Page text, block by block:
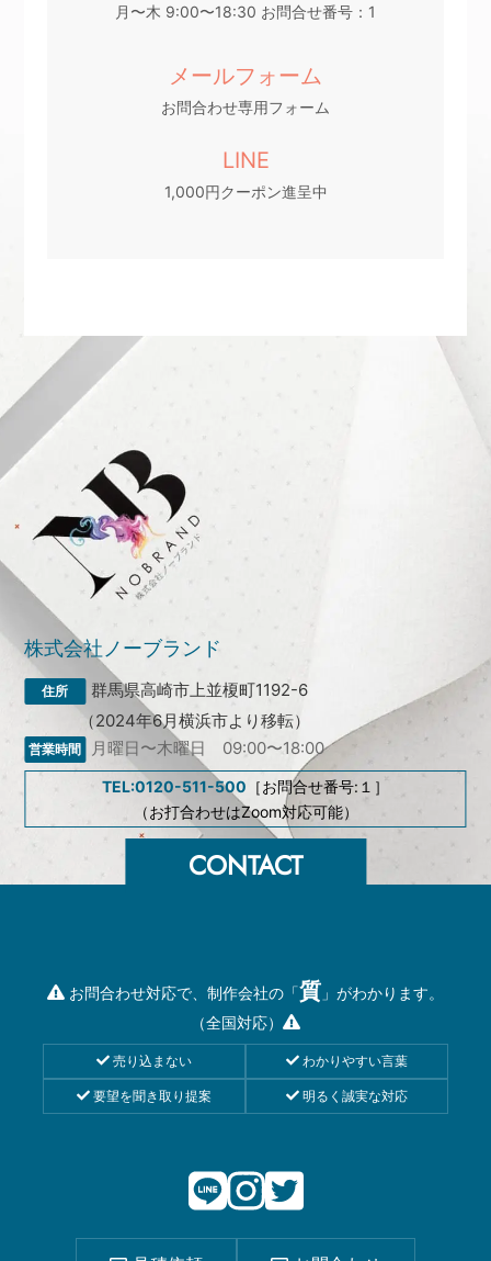
月〜木 9:00〜18:30 お問合せ番号：1
メールフォーム
お問合わせ専用フォーム
LINE
1,000円クーポン進呈中
株式会社ノーブランド
群馬県高崎市上並榎町1192-6
（2024年6月横浜市より移転）
月曜日〜木曜日 09:00〜18:00
TEL:0120-511-500 ［お問合せ番号:１］
（お打合わせはZoom対応可能）
お問合わせ対応で、制作会社の「質 」がわかります。
（全国対応）
売り込まない わかりやすい言葉
要望を聞き取り提案 明るく誠実な対応